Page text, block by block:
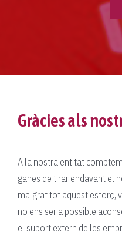
Gràcies als
A la nostra entitat
ganes de tirar endavant el
malgrat tot aquest esforç,
no ens seria possible
el suport extern de les